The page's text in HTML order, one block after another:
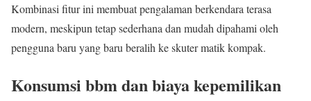
Kombinasi fitur ini membuat pengalaman berkendara terasa
modern, meskipun tetap sederhana dan mudah dipahami oleh
pengguna baru yang baru beralih ke skuter matik kompak.
Konsumsi bbm dan biaya kepemilikan